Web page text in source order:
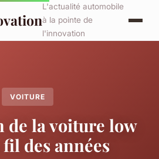
L'actualité automobile
à la pointe de
l'innovation
VOITURE
de la voiture low
des années